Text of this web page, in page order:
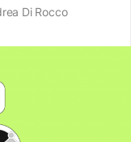
Di Rocco